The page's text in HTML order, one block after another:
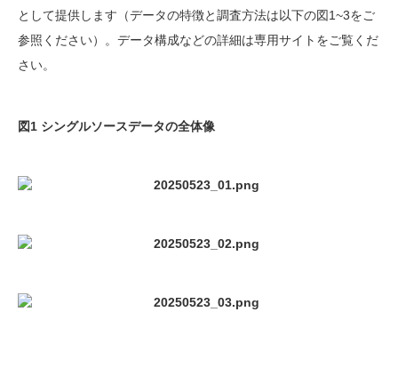
として提供します（データの特徴と調査方法は以下の図1~3をご
参照ください）。データ構成などの詳細は専用サイトをご覧くだ
さい。
図1 シングルソースデータの全体像